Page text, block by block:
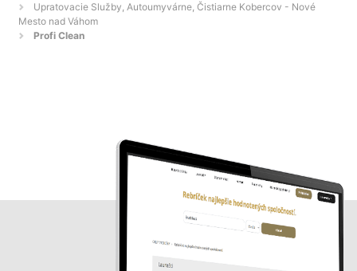
Upratovacie Služby, Autoumyvárne, Čistiarne Kobercov - Nové
Mesto nad Váhom
Profi Clean